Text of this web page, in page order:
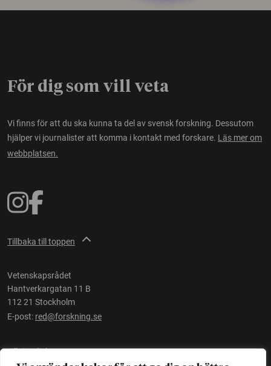
För dig som vill veta
Vi finns för att du ska kunna ta del av svensk forskning. Dessutom
hjälper vi journalister att komma i kontakt med forskare. Läs mer om
webbplatsen.
Tillbaka till toppen
Vetenskapsrådet
Hantverkargatan 11 B
112 21 Stockholm
E-post: red@forskning.se
Tillgänglighet